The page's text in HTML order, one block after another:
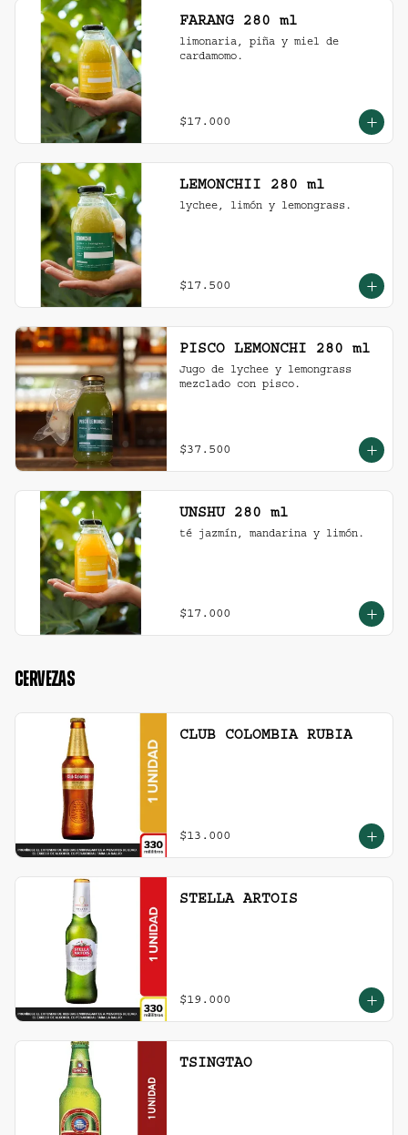
FARANG 280 ml
limonaria, piña y miel de
cardamomo.
$17.000
LEMONCHII 280 ml
lychee, limón y lemongrass.
$17.500
PISCO LEMONCHI 280 ml
Jugo de lychee y lemongrass
mezclado con pisco.
$37.500
UNSHU 280 ml
té jazmín, mandarina y limón.
$17.000
CERVEZAS
CLUB COLOMBIA RUBIA
$13.000
STELLA ARTOIS
$19.000
TSINGTAO